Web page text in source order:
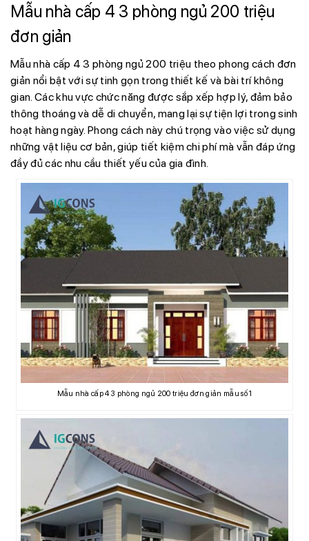
Mẫu nhà cấp 4 3 phòng ngủ 200 triệu
đơn giản
Mẫu nhà cấp 4 3 phòng ngủ 200 triệu theo phong cách đơn
giản nổi bật với sự tinh gọn trong thiết kế và bài trí không
gian. Các khu vực chức năng được sắp xếp hợp lý, đảm bảo
thông thoáng và dễ di chuyển, mang lại sự tiện lợi trong sinh
hoạt hàng ngày. Phong cách này chú trọng vào việc sử dụng
những vật liệu cơ bản, giúp tiết kiệm chi phí mà vẫn đáp ứng
đầy đủ các nhu cầu thiết yếu của gia đình.
Mẫu nhà cấp 4 3 phòng ngủ 200 triệu đơn giản mẫu số 1